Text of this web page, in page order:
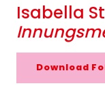
Isabella
Download